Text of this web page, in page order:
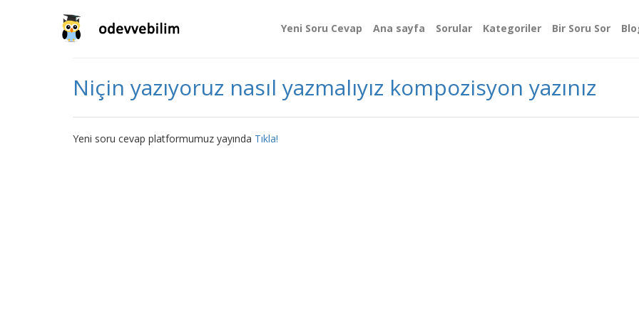
Yeni Soru Cevap Ana sayfa Sorular Kategoriler Bir Soru Sor
Niçin yazıyoruz nasıl yazmalıyız kompozisyon yazınız
Yeni soru cevap platformumuz yayında Tıkla!